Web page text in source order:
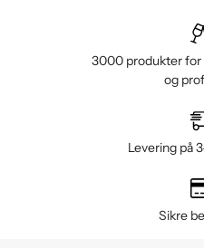
3000 produkter for
og
Levering på
Sikre